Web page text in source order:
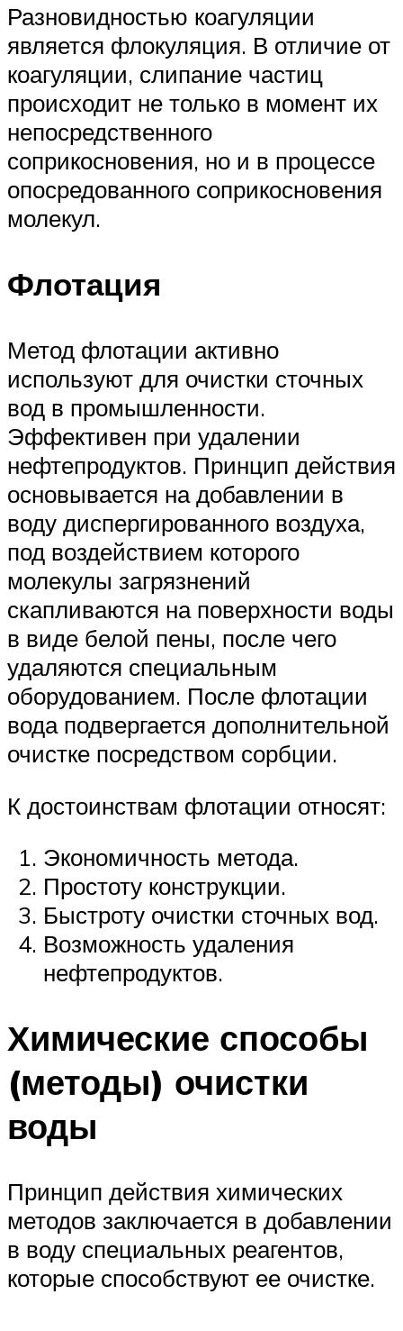
Разновидностью коагуляции
является флокуляция. В отличие от
коагуляции, слипание частиц
происходит не только в момент их
непосредственного
соприкосновения, но и в процессе
опосредованного соприкосновения
молекул.
Флотация
Метод флотации активно
используют для очистки сточных
вод в промышленности.
Эффективен при удалении
нефтепродуктов. Принцип действия
основывается на добавлении в
воду диспергированного воздуха,
под воздействием которого
молекулы загрязнений
скапливаются на поверхности воды
в виде белой пены, после чего
удаляются специальным
оборудованием. После флотации
вода подвергается дополнительной
очистке посредством сорбции.
К достоинствам флотации относят:
Экономичность метода.
Простоту конструкции.
Быстроту очистки сточных вод.
Возможность удаления
нефтепродуктов.
Химические способы
(методы) очистки
воды
Принцип действия химических
методов заключается в добавлении
в воду специальных реагентов,
которые способствуют ее очистке.